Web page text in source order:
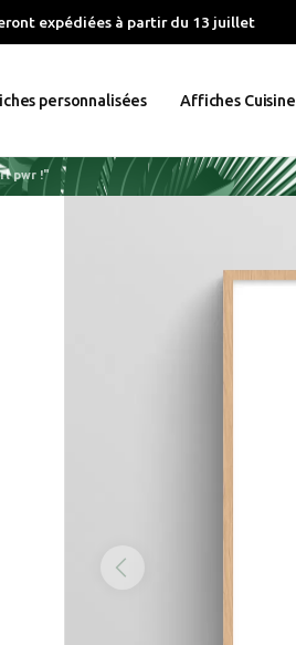
expédiées à partir du 13 juillet
personnalisées Affiches Cuisine
pwr !"